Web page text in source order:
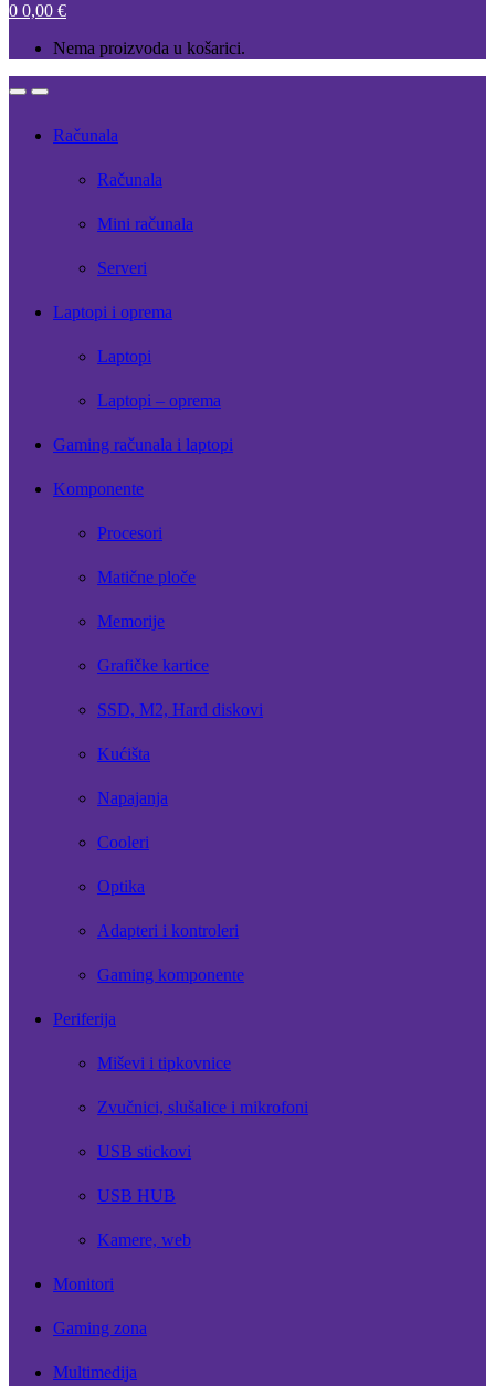
0 0,00 €
Nema proizvoda u košarici.
OpenClose
Računala
Računala
Mini računala
Serveri
Laptopi i oprema
Laptopi
Laptopi – oprema
Gaming računala i laptopi
Komponente
Procesori
Matične ploče
Memorije
Grafičke kartice
SSD, M2, Hard diskovi
Kućišta
Napajanja
Cooleri
Optika
Adapteri i kontroleri
Gaming komponente
Periferija
Miševi i tipkovnice
Zvučnici, slušalice i mikrofoni
USB stickovi
USB HUB
Kamere, web
Monitori
Gaming zona
Multimedija